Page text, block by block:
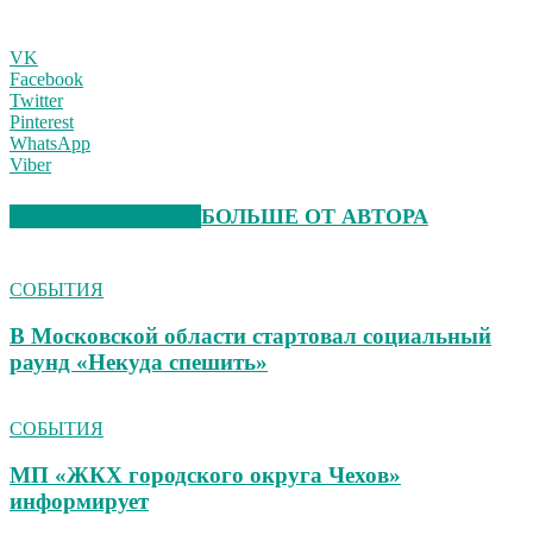
VK
Facebook
Twitter
Pinterest
WhatsApp
Viber
БОЛЬШЕ ОТ АВТОРА
СОБЫТИЯ
В Московской области стартовал социальный
раунд «Некуда спешить»
СОБЫТИЯ
МП «ЖКХ городского округа Чехов»
информирует